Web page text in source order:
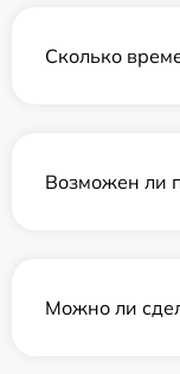
Сколько
Возможен ли
Можно ли